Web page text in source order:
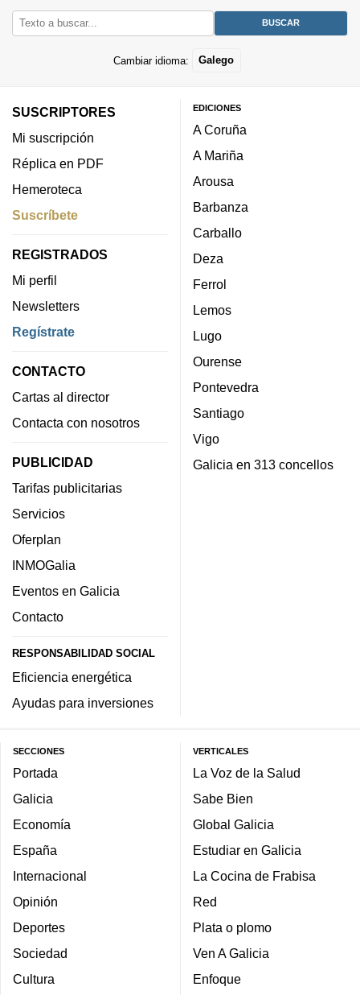
Cambiar idioma: Galego
SUSCRIPTORES
Mi suscripción
Réplica en PDF
Hemeroteca
Suscríbete
REGISTRADOS
Mi perfil
Newsletters
Regístrate
CONTACTO
Cartas al director
Contacta con nosotros
PUBLICIDAD
Tarifas publicitarias
Servicios
Oferplan
INMOGalia
Eventos en Galicia
Contacto
RESPONSABILIDAD SOCIAL
Eficiencia energética
Ayudas para inversiones
EDICIONES
A Coruña
A Mariña
Arousa
Barbanza
Carballo
Deza
Ferrol
Lemos
Lugo
Ourense
Pontevedra
Santiago
Vigo
Galicia en 313 concellos
SECCIONES
Portada
Galicia
Economía
España
Internacional
Opinión
Deportes
Sociedad
Cultura
VERTICALES
La Voz de la Salud
Sabe Bien
Global Galicia
Estudiar en Galicia
La Cocina de Frabisa
Red
Plata o plomo
Ven A Galicia
Enfoque